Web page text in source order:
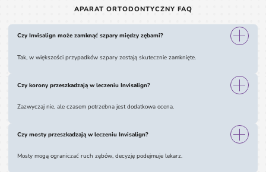
APARAT ORTODONTYCZNY FAQ
Czy Invisalign może zamknąć szpary między zębami?
Tak, w większości przypadków szpary zostają skutecznie zamknięte.
Czy korony przeszkadzają w leczeniu Invisalign?
Zazwyczaj nie, ale czasem potrzebna jest dodatkowa ocena.
Czy mosty przeszkadzają w leczeniu Invisalign?
Mosty mogą ograniczać ruch zębów, decyzję podejmuje lekarz.